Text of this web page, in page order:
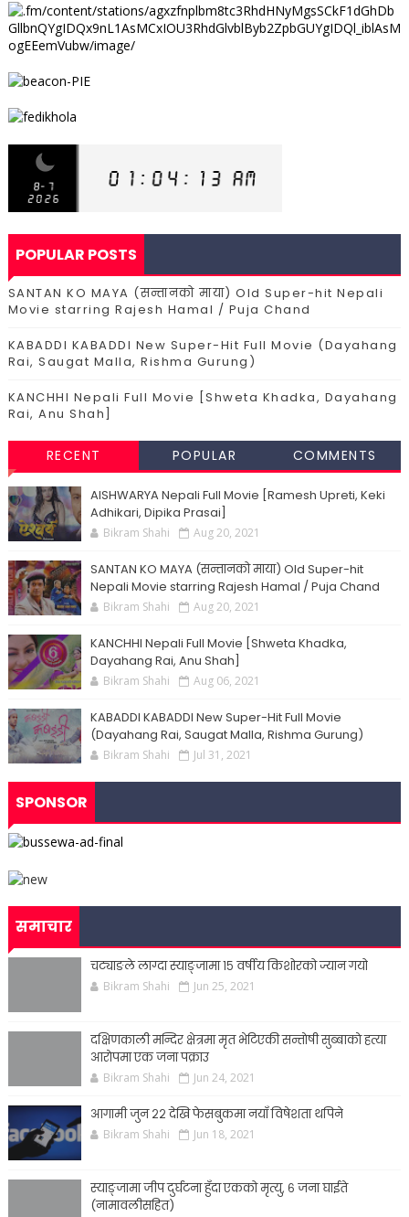
POPULAR POSTS
SANTAN KO MAYA (सन्तानको माया) Old Super-hit Nepali
Movie starring Rajesh Hamal / Puja Chand
KABADDI KABADDI New Super-Hit Full Movie (Dayahang
Rai, Saugat Malla, Rishma Gurung)
KANCHHI Nepali Full Movie [Shweta Khadka, Dayahang
Rai, Anu Shah]
RECENT POPULAR COMMENTS
AISHWARYA Nepali Full Movie [Ramesh Upreti, Keki
Adhikari, Dipika Prasai]
Bikram Shahi Aug 20, 2021
SANTAN KO MAYA (सन्तानको माया) Old Super-hit
Nepali Movie starring Rajesh Hamal / Puja Chand
Bikram Shahi Aug 20, 2021
KANCHHI Nepali Full Movie [Shweta Khadka,
Dayahang Rai, Anu Shah]
Bikram Shahi Aug 06, 2021
KABADDI KABADDI New Super-Hit Full Movie
(Dayahang Rai, Saugat Malla, Rishma Gurung)
Bikram Shahi Jul 31, 2021
SPONSOR
समाचार
चट्याङले लाग्दा स्याङ्जामा १५ वर्षीय किशोरको ज्यान गयो
Bikram Shahi Jun 25, 2021
दक्षिणकाली मन्दिर क्षेत्रमा मृत भेटिएकी सन्ताेषी सुब्बाकाे हत्या
आराेपमा एक जना पक्राउ
Bikram Shahi Jun 24, 2021
आगामी जुन २२ देखि फेसबुकमा नयाँ विषेशता थपिने
Bikram Shahi Jun 18, 2021
स्याङ्जामा जीप दुर्घटना हुँदा एकको मृत्यु, ६ जना घाईते
(नामावलीसहित)